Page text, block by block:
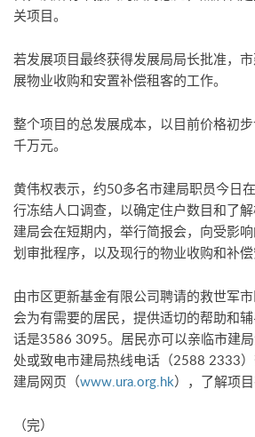
关项目。
若发展项目最终获得发展局局长批准，
展物业收购和安置补偿租客的工作。
整个项目的总发展成本，以目前价格初
千万元。
黄伟权表示，约50多名市建局职员今日
行冻结人口调查，以确定住户数目和了
建局会在短期内，举行简报会，向受影
划审批程序，以及现行的物业收购和补偿
由市区更新基金有限公司聘请的救世军
会为有需要的居民，提供适切的帮助和
话是3586 3095。居民亦可以亲临市建
处或致电市建局热线电话（2588 2333
建局网页（www.ura.org.hk），了解项目
（完）